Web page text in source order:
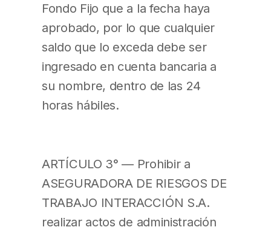
Fondo Fijo que a la fecha haya
aprobado, por lo que cualquier
saldo que lo exceda debe ser
ingresado en cuenta bancaria a
su nombre, dentro de las 24
horas hábiles.
ARTÍCULO 3° — Prohibir a
ASEGURADORA DE RIESGOS DE
TRABAJO INTERACCIÓN S.A.
realizar actos de administración